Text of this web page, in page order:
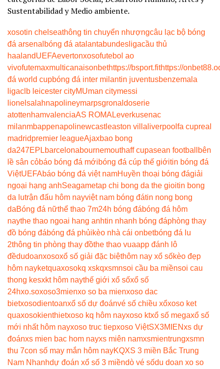
Sustentabilidad y Medio ambiente.
xosotin chelseathông tin chuyển nhượngcâu lạc bộ bóng
đá arsenal bóng đá atalantabundesligacầu thủ
haalandUEFAevertonxosofutebol ao
vivofutemaxmulticanaisonbethttps://bsport.fithttps://
đá world cupbóng đá inter milantin juventusbenzema la
ligaclb leicester cityMUman citymessi
lionel salahnapolineymarpsgronaldoserie
atottenhamvalenciaAS ROMA Leverkusenac
milanmbappenapolinewcastleaston villa liverpool fa cupreal
madridpremier leagueAjaxbao bong
da247EPLbarcelonabournemouthaff cupasean football
bên
lề sân cỏbáo bóng đá mớibóng đá cúp thế giớitin bóng đá
ViệtUEFAbáo bóng đá việt namHuyền thoại bóng đágiải
ngoại hạng anhSeagametap chi bong da the gioitin bong
da lutrận đấu hôm nayviệt nam bóng đátin nong bong
daBóng đá nữthể thao 7m24h bóng đábóng đá hôm
naythe thao ngoai hang anhtin nhanh bóng đáphòng thay
đồ bóng đábóng đá phủikèo nhà cái onbetbóng đá lu
2thông tin phòng thay đồthe thao vuaapp đánh lô
đềdudoanxosoxổ số giải đặc biệthôm nay xổ sốkèo đẹp
hôm nayketquaxosokq xskqxsmnsoi cầu ba miềnsoi cau
thong kesxkt hôm naythế giới xổ sốxổ số
24hxo.soxoso3mienxo so ba mienxoso dac
bietxosodientoanxổ số dự đoánvé số chiều xổxoso ket
quaxosokienthietxoso kq hôm nayxoso ktxổ số megaxổ số
mới nhất hôm nayxoso truc tiepxoso ViệtSX3MIENxs dự
đoánxs mien bac hom nayxs miên namxsmientrungxsmn
thu 7con số may mắn hôm nayKQXS 3 miền Bắc Trung
Nam Nhanhdự đoán xổ số 3 miềndò vé sốdu doan xo so